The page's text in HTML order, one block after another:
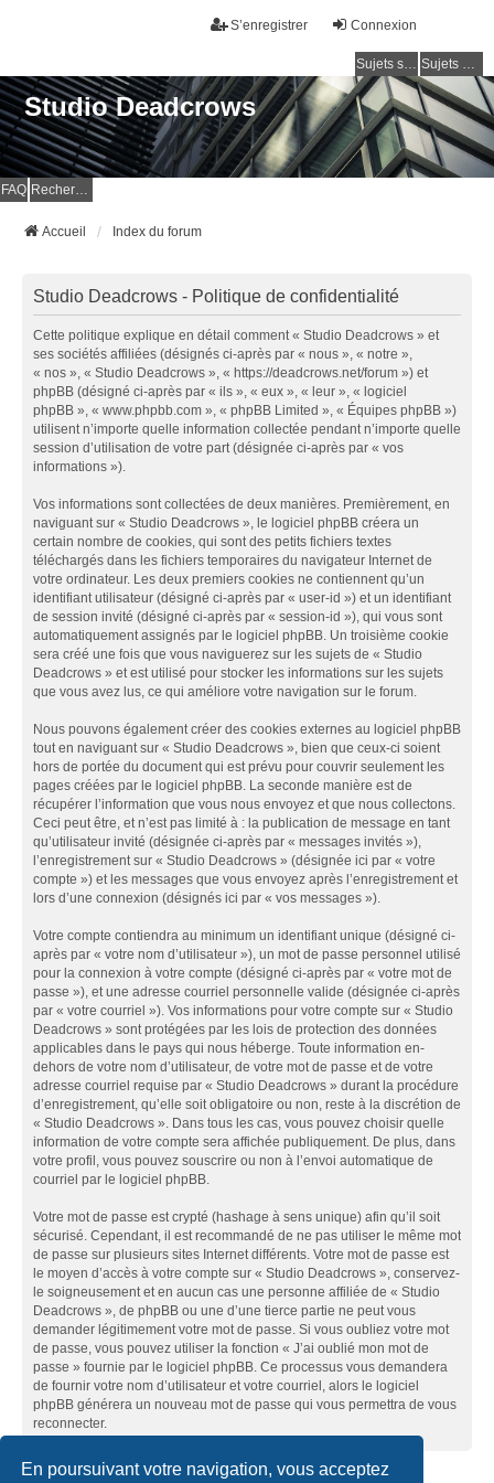
En poursuivant votre navigation, vous acceptez
Connexion
S’enregistrer
Sujets sans réponse Sujets actifs
Studio Deadcrows
FAQ Rechercher
Accueil Index du forum
Studio Deadcrows - Politique de confidentialité
Cette politique explique en détail comment « Studio Deadcrows » et
ses sociétés affiliées (désignés ci-après par « nous », « notre »,
« nos », « Studio Deadcrows », « https://deadcrows.net/forum ») et
phpBB (désigné ci-après par « ils », « eux », « leur », « logiciel
phpBB », « www.phpbb.com », « phpBB Limited », « Équipes phpBB »)
utilisent n’importe quelle information collectée pendant n’importe quelle
session d’utilisation de votre part (désignée ci-après par « vos
informations »).
Vos informations sont collectées de deux manières. Premièrement, en
naviguant sur « Studio Deadcrows », le logiciel phpBB créera un
certain nombre de cookies, qui sont des petits fichiers textes
téléchargés dans les fichiers temporaires du navigateur Internet de
votre ordinateur. Les deux premiers cookies ne contiennent qu’un
identifiant utilisateur (désigné ci-après par « user-id ») et un identifiant
de session invité (désigné ci-après par « session-id »), qui vous sont
automatiquement assignés par le logiciel phpBB. Un troisième cookie
sera créé une fois que vous naviguerez sur les sujets de « Studio
Deadcrows » et est utilisé pour stocker les informations sur les sujets
que vous avez lus, ce qui améliore votre navigation sur le forum.
Nous pouvons également créer des cookies externes au logiciel phpBB
tout en naviguant sur « Studio Deadcrows », bien que ceux-ci soient
hors de portée du document qui est prévu pour couvrir seulement les
pages créées par le logiciel phpBB. La seconde manière est de
récupérer l’information que vous nous envoyez et que nous collectons.
Ceci peut être, et n’est pas limité à : la publication de message en tant
qu’utilisateur invité (désignée ci-après par « messages invités »),
l’enregistrement sur « Studio Deadcrows » (désignée ici par « votre
compte ») et les messages que vous envoyez après l’enregistrement et
lors d’une connexion (désignés ici par « vos messages »).
Votre compte contiendra au minimum un identifiant unique (désigné ci-
après par « votre nom d’utilisateur »), un mot de passe personnel utilisé
pour la connexion à votre compte (désigné ci-après par « votre mot de
passe »), et une adresse courriel personnelle valide (désignée ci-après
par « votre courriel »). Vos informations pour votre compte sur « Studio
Deadcrows » sont protégées par les lois de protection des données
applicables dans le pays qui nous héberge. Toute information en-
dehors de votre nom d’utilisateur, de votre mot de passe et de votre
adresse courriel requise par « Studio Deadcrows » durant la procédure
d’enregistrement, qu’elle soit obligatoire ou non, reste à la discrétion de
« Studio Deadcrows ». Dans tous les cas, vous pouvez choisir quelle
information de votre compte sera affichée publiquement. De plus, dans
votre profil, vous pouvez souscrire ou non à l’envoi automatique de
courriel par le logiciel phpBB.
Votre mot de passe est crypté (hashage à sens unique) afin qu’il soit
sécurisé. Cependant, il est recommandé de ne pas utiliser le même mot
de passe sur plusieurs sites Internet différents. Votre mot de passe est
le moyen d’accès à votre compte sur « Studio Deadcrows », conservez-
le soigneusement et en aucun cas une personne affiliée de « Studio
Deadcrows », de phpBB ou une d’une tierce partie ne peut vous
demander légitimement votre mot de passe. Si vous oubliez votre mot
de passe, vous pouvez utiliser la fonction « J’ai oublié mon mot de
passe » fournie par le logiciel phpBB. Ce processus vous demandera
de fournir votre nom d’utilisateur et votre courriel, alors le logiciel
phpBB générera un nouveau mot de passe qui vous permettra de vous
reconnecter.